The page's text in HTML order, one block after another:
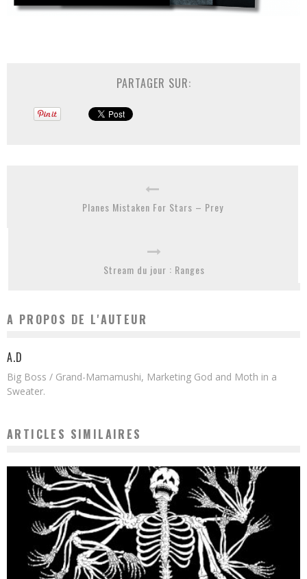
PARTAGER SUR:
Planes Mistaken For Stars – Prey
Stream du jour : Ranges
A PROPOS DE L'AUTEUR
A.D
Big Boss / Grand-Mamamushi, Marketing God and Moth in a
Sweater.
ARTICLES SIMILAIRES